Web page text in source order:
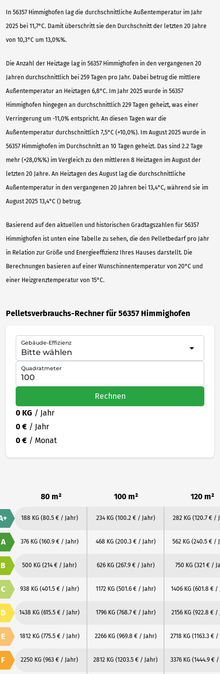
In 56357 Himmighofen lag die durchschnittliche Außentemperatur im Jahr
2025 bei 11,7°C. Damit überschritt sie den Durchschnitt der letzten 20 Jahre
von 10,3°C um 13,0%%.
Die Anzahl der Heiztage lag in 56357 Himmighofen in den vergangenen 20
Jahren durchschnittlich bei 259 Tagen pro Jahr. Dabei betrug die mittlere
Außentemperatur an Heiztagen 6,8°C. Im Jahr 2025 wurde in 56357
Himmighofen hingegen an durchschnittlich 229 Tagen geheizt, was einer
Verringerung um -11,0% entspricht. An diesen Tagen war die
Außentemperatur durchschnittlich 7,5°C (+10,0%). Im August 2025 wurde in
56357 Himmighofen im Durchschnitt an 10 Tagen geheizt. Das sind 2.2 Tage
mehr (+28,0%%) im Vergleich zu den mittleren 8 Heiztagen im August der
letzten 20 Jahre. An Heiztagen des August lag die durchschnittliche
Außentemperatur in den vergangenen 20 Jahren bei 13,4°C, während sie im
August 2025 13,4°C () betrug.
Basierend auf den aktuellen und historischen Gradtagszahlen für 56357
Himmighofen ist unten eine Tabelle zu sehen, die den Pelletbedarf pro Jahr
in Relation zur Größe und Energieeffizienz Ihres Hauses darstellt. Die
Berechnungen basieren auf einer Wunschinnentemperatur von 20°C und
einer Heizgrenztemperatur von 15°C.
Pelletsverbrauchs-Rechner für 56357 Himmighofen
Gebäude-Effizienz
Quadratmeter
Rechnen
0 KG / Jahr
0 € / Jahr
0 € / Monat
80 m² 100 m² 120 m²
188 KG (80.5 € / Jahr) 234 KG (100.2 € / Jahr) 282 KG (120.7 € /
A 376 KG (160.9 € / Jahr) 468 KG (200.3 € / Jahr) 562 KG (240.5 € /
B 500 KG (214 € / Jahr) 626 KG (267.9 € / Jahr) 750 KG (321 € /
C 938 KG (401.5 € / Jahr) 1172 KG (501.6 € / Jahr) 1406 KG (601.8 € /
D 1438 KG (615.5 € / Jahr) 1796 KG (768.7 € / Jahr) 2156 KG (922.8 € /
E 1812 KG (775.5 € / Jahr) 2266 KG (969.8 € / Jahr) 2718 KG (1163.3 €
F 2250 KG (963 € / Jahr) 2812 KG (1203.5 € / Jahr) 3376 KG (1444.9 €